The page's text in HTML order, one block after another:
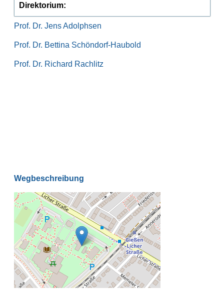
Direktorium:
Prof. Dr. Jens Adolphsen
Prof. Dr. Bettina Schöndorf-Haubold
Prof. Dr. Richard Rachlitz
Wegbeschreibung